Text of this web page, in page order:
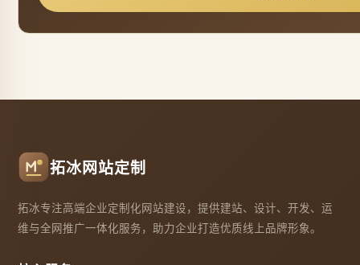
拓冰网站定制
拓冰专注高端企业定制化网站建设，提供建站、设计、开发、运
维与全网推广一体化服务，助力企业打造优质线上品牌形象。